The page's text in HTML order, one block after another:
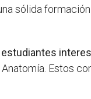
sólida
Estos